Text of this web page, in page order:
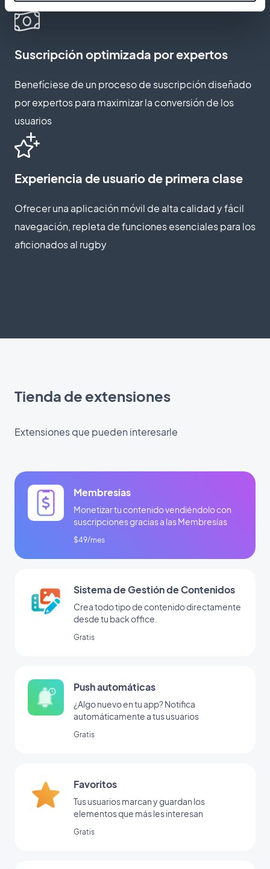
Suscripción optimizada por expertos
Benefíciese de un proceso de suscripción diseñado
por expertos para maximizar la conversión de los
usuarios
Experiencia de usuario de primera clase
Ofrecer una aplicación móvil de alta calidad y fácil
navegación, repleta de funciones esenciales para los
aficionados al rugby
Tienda de extensiones
Extensiones que pueden interesarle
Membresías
Monetizar tu contenido vendiéndolo con
suscripciones gracias a las Membresías
$49/mes
Sistema de Gestión de Contenidos
Crea todo tipo de contenido directamente
desde tu back office.
Gratis
Push automáticas
¿Algo nuevo en tu app? Notifica
automáticamente a tus usuarios
Gratis
Favoritos
Tus usuarios marcan y guardan los
elementos que más les interesan
Gratis